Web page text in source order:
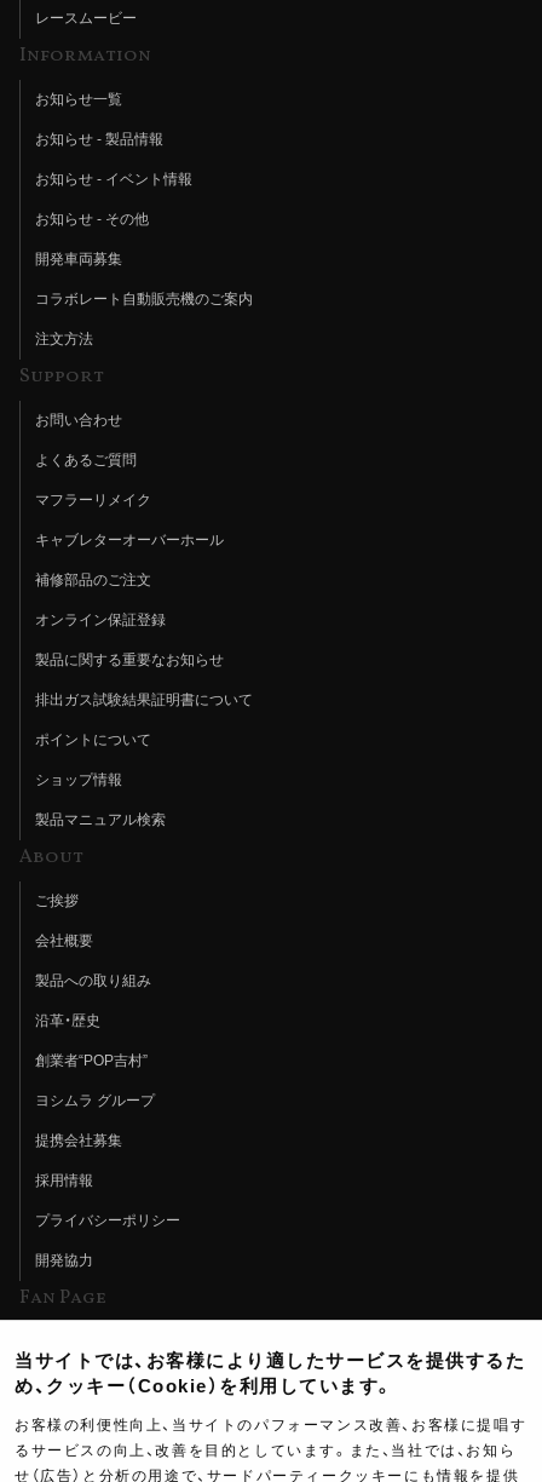
レースムービー
Information
お知らせ一覧
お知らせ - 製品情報
お知らせ - イベント情報
お知らせ - その他
開発車両募集
コラボレート自動販売機のご案内
注文方法
Support
お問い合わせ
よくあるご質問
マフラーリメイク
キャブレターオーバーホール
補修部品のご注文
オンライン保証登録
製品に関する重要なお知らせ
排出ガス試験結果証明書について
ポイントについて
ショップ情報
製品マニュアル検索
About
ご挨拶
会社概要
製品への取り組み
沿革・歴史
創業者“POP吉村”
ヨシムラ グループ
提携会社募集
採用情報
プライバシーポリシー
開発協力
Fan Page
ヨシムラTV
イベント情報
イベントスケジュール
当サイトでは、お客様により適したサービスを提供するた
め、クッキー（Cookie）を利用しています。
お客様の利便性向上、当サイトのパフォーマンス改善、お客様に提唱す
るサービスの向上、改善を目的としています。また、当社では、お知ら
せ（広告）と分析の用途で、サードパーティークッキーにも情報を提供